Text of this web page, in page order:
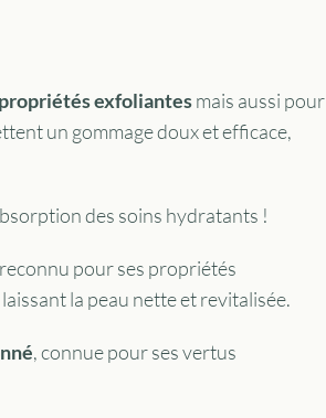
propriétés exfoliantesmais aussi pour
un gommage doux et efficace,
des soins hydratants !
pour ses propriétés
la peau nette et revitalisée.
, connue pour ses vertus